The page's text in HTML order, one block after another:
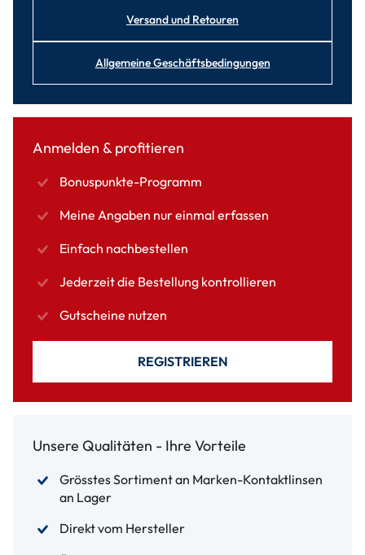
Versand und Retouren
Allgemeine Geschäftsbedingungen
Anmelden & profitieren
Bonuspunkte-Programm
Meine Angaben nur einmal erfassen
Einfach nachbestellen
Jederzeit die Bestellung kontrollieren
Gutscheine nutzen
REGISTRIEREN
Unsere Qualitäten - Ihre Vorteile
Grösstes Sortiment an Marken-Kontaktlinsen
an Lager
Direkt vom Hersteller